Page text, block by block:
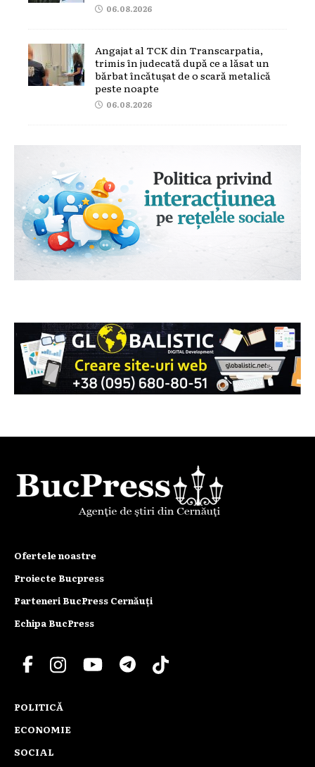
06.08.2026
Angajat al TCK din Transcarpatia,
trimis în judecată după ce a lăsat un
bărbat încătușat de o scară metalică
peste noapte
06.08.2026
Ofertele noastre
Proiecte Bucpress
Parteneri BucPress Cernăuți
Echipa BucPress
POLITICĂ
ECONOMIE
SOCIAL